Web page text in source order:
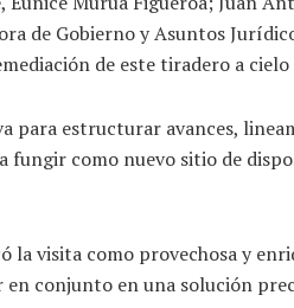
de Gobierno y Asuntos
de este tiradero a
para estructurar avances,
como nuevo sitio de
visita como provechosa y
conjunto en una solución